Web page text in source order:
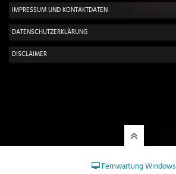
IMPRESSUM UND KONTAKTDATEN
DATENSCHUTZERKLÄRUNG
DISCLAIMER
Fernwartung Windows